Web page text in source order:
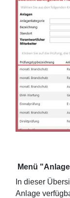
Menü
In dieser
Anlage